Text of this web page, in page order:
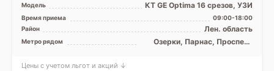
Модель
КТ GE Optima 16 срезов, УЗИ
Время приема
09:00-18:00
Район
Лен. область
Метро рядом
Озерки, Парнас, Проспект
Цены с учетом льгот и акций ↓